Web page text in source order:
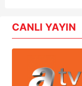
CANLI YAYIN